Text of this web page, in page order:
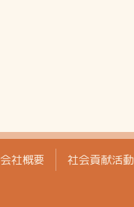
会社概要 社会貢献活動